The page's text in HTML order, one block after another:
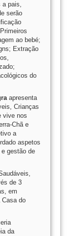
a pais,
serão
ao bebé;
Extração
do
apresenta
Crianças
vive nos
Chã e
a
aspetos
gestão de
de 3
em
Casa do
da